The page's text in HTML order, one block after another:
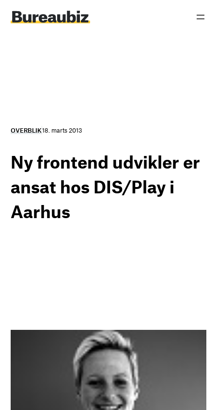
indhold
OVERBLIK18. marts 2013
Ny frontend udvikler er
ansat hos DIS/Play i
Aarhus